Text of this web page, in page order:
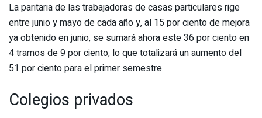
La paritaria de las trabajadoras de casas particulares rige
entre junio y mayo de cada año y, al 15 por ciento de mejora
ya obtenido en junio, se sumará ahora este 36 por ciento en
4 tramos de 9 por ciento, lo que totalizará un aumento del
51 por ciento para el primer semestre.
Colegios privados